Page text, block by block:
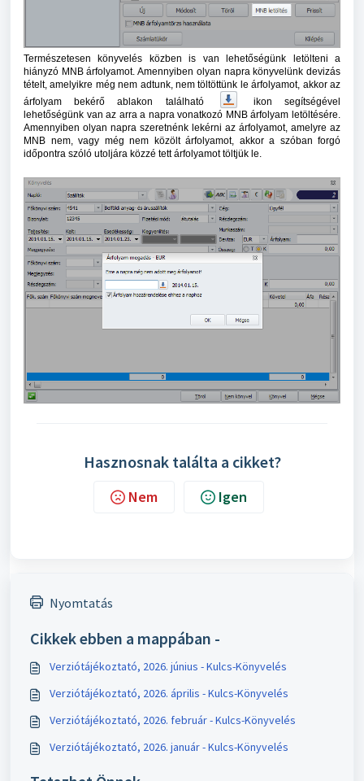
Természetesen könyvelés közben is van lehetőségünk letölteni a
hiányzó MNB árfolyamot. Amennyiben olyan napra könyvelünk devizás
tételt, amelyikre még nem adtunk, nem töltöttünk le árfolyamot, akkor az
árfolyam bekérő ablakon található
ikon segítségével
lehetőségünk van az arra a napra vonatkozó MNB árfolyam letöltésére.
Amennyiben olyan napra szeretnénk lekérni az árfolyamot, amelyre az
MNB nem, vagy még nem közölt árfolyamot, akkor a szóban forgó
időpontra szóló utoljára közzé tett árfolyamot töltjük le.
Hasznosnak találta a cikket?
Nem Igen
Nyomtatás
Cikkek ebben a mappában -
Verziótájékoztató, 2026. június - Kulcs-Könyvelés
Verziótájékoztató, 2026. április - Kulcs-Könyvelés
Verziótájékoztató, 2026. február - Kulcs-Könyvelés
Verziótájékoztató, 2026. január - Kulcs-Könyvelés